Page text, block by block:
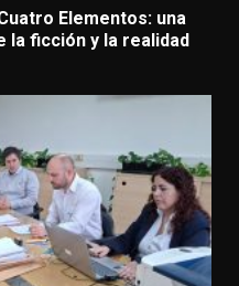
Elementos: una
ficción y la realidad